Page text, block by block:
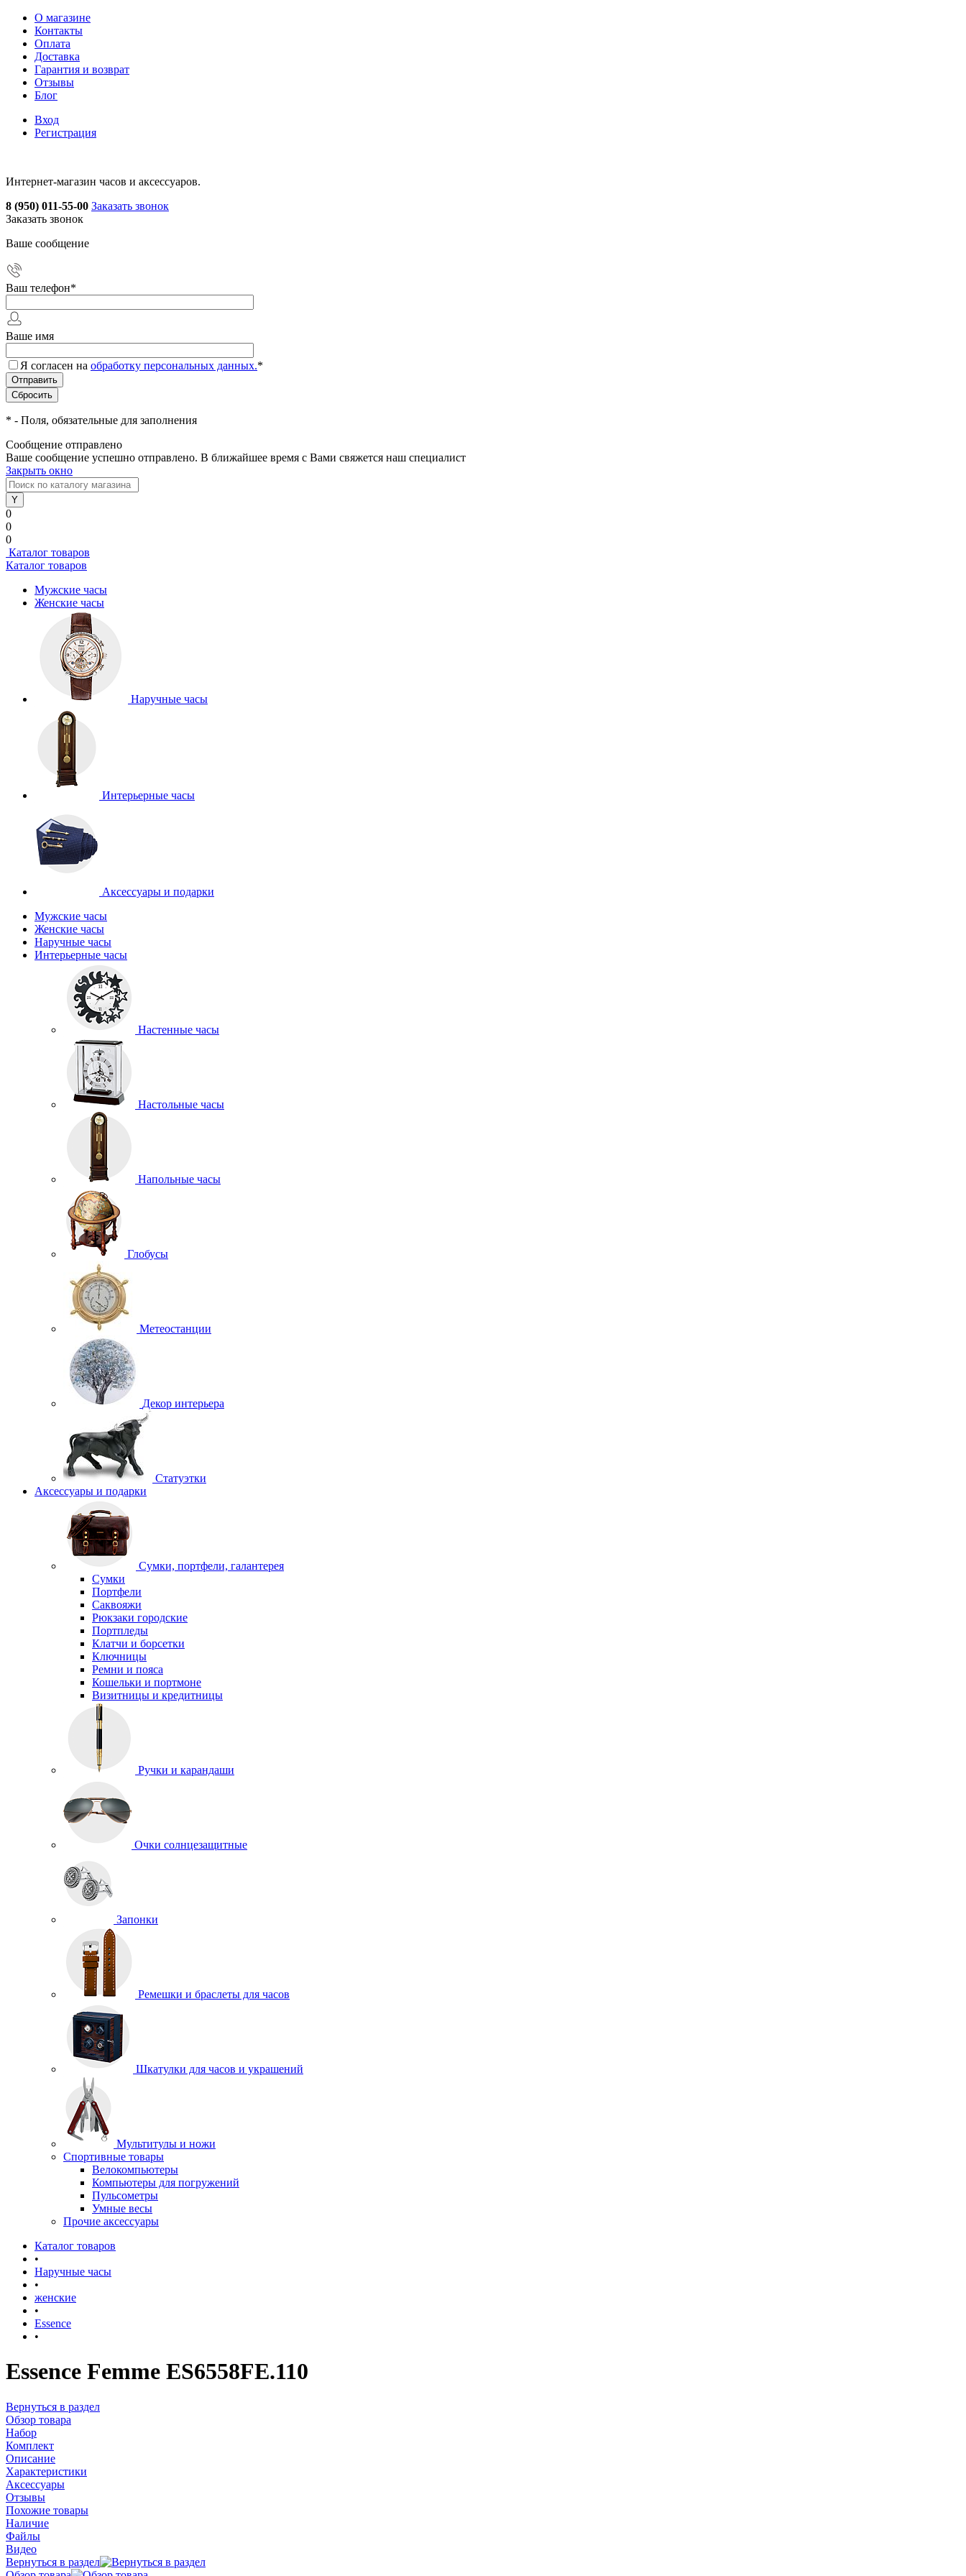
О магазине
Контакты
Оплата
Доставка
Гарантия и возврат
Отзывы
Блог
Вход
Регистрация
Интернет-магазин часов и аксессуаров.
8 (950) 011-55-00 Заказать звонок
Заказать звонок
Ваше сообщение
Ваш телефон*
Ваше имя
Я согласен на обработку персональных данных.*
* - Поля, обязательные для заполнения
Сообщение отправлено
Ваше сообщение успешно отправлено. В ближайшее время с Вами свяжется наш специалист
Закрыть окно
0
0
0
Каталог товаров
Каталог товаров
Мужские часы
Женские часы
Наручные часы
Интерьерные часы
Аксессуары и подарки
Мужские часы
Женские часы
Наручные часы
Интерьерные часы
Настенные часы
Настольные часы
Напольные часы
Глобусы
Метеостанции
Декор интерьера
Статуэтки
Аксессуары и подарки
Сумки, портфели, галантерея
Сумки
Портфели
Саквояжи
Рюкзаки городские
Портпледы
Клатчи и борсетки
Ключницы
Ремни и пояса
Кошельки и портмоне
Визитницы и кредитницы
Ручки и карандаши
Очки солнцезащитные
Запонки
Ремешки и браслеты для часов
Шкатулки для часов и украшений
Мультитулы и ножи
Спортивные товары
Велокомпьютеры
Компьютеры для погружений
Пульсометры
Умные весы
Прочие аксессуары
Каталог товаров
•
Наручные часы
•
женские
•
Essence
•
Essence Femme ES6558FE.110
Вернуться в раздел
Обзор товара
Набор
Комплект
Описание
Характеристики
Аксессуары
Отзывы
Похожие товары
Наличие
Файлы
Видео
Вернуться в раздел